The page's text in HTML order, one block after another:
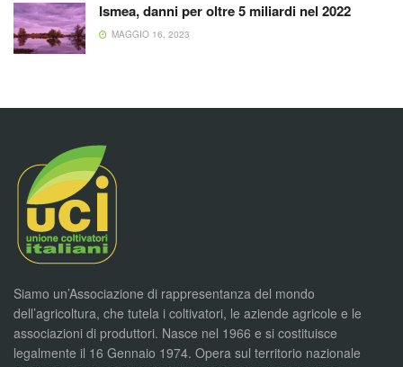
Ismea, danni per oltre 5 miliardi nel 2022
MAGGIO 16, 2023
Siamo un’Associazione di rappresentanza del mondo
dell’agricoltura, che tutela i coltivatori, le aziende agricole e le
associazioni di produttori. Nasce nel 1966 e si costituisce
legalmente il 16 Gennaio 1974. Opera sul territorio nazionale